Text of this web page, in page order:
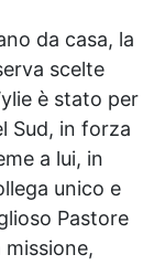
da casa, la
scelte
è stato per
Sud, in forza
a lui, in
unico e
Pastore